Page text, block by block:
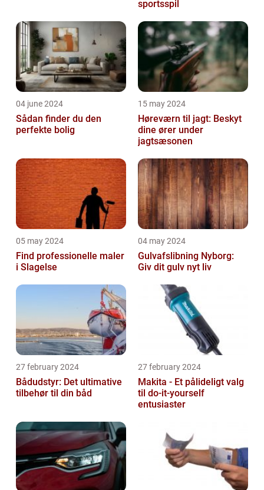
sportsspil
04 june 2024
Sådan finder du den
perfekte bolig
15 may 2024
Høreværn til jagt: Beskyt
dine ører under
jagtsæsonen
05 may 2024
Find professionelle maler
i Slagelse
04 may 2024
Gulvafslibning Nyborg:
Giv dit gulv nyt liv
27 february 2024
Bådudstyr: Det ultimative
tilbehør til din båd
27 february 2024
Makita - Et pålideligt valg
til do-it-yourself
entusiaster